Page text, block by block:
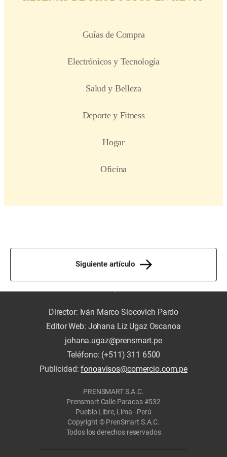
Siguiente artículo
Director: Iván Marco Slocovich Pardo
Editor Web: Johana Liz Ugaz Oscanoa
johana.ugaz@prensmart.pe
Teléfono: (+511) 311 6500
Publicidad:fonoavisos@comercio.com.pe
PRENSMART S.A.C.
Prensmart Calle Paracas #532
Pueblo Libre, Lima - Perú
Copyright © PrenSmart S.A.C.
Todos los derechos reservados